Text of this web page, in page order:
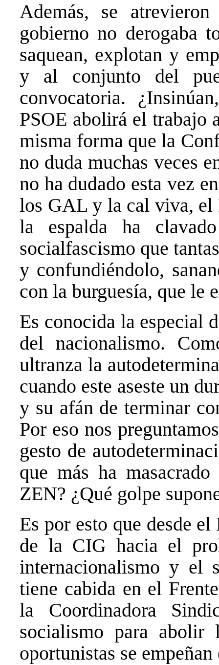
Además, se
gobierno no derogaba
saquean, explotan y
y al conjunto del
convocatoria.
PSOE abolirá el trabajo
misma forma que la
no duda muchas veces
no ha dudado esta vez
los GAL y la cal viva, el
la espalda ha
socialfascismo que
y confundiéndolo,
con la burguesía, que le
Es conocida la especial
del nacionalismo.
ultranza la
cuando este aseste un
y su afán de terminar
Por eso nos
gesto de
que más ha
ZEN? ¿Qué golpe
Es por esto que desde
de la CIG hacia el
internacionalismo y el
tiene cabida en el
la Coordinadora
socialismo para abolir
oportunistas se